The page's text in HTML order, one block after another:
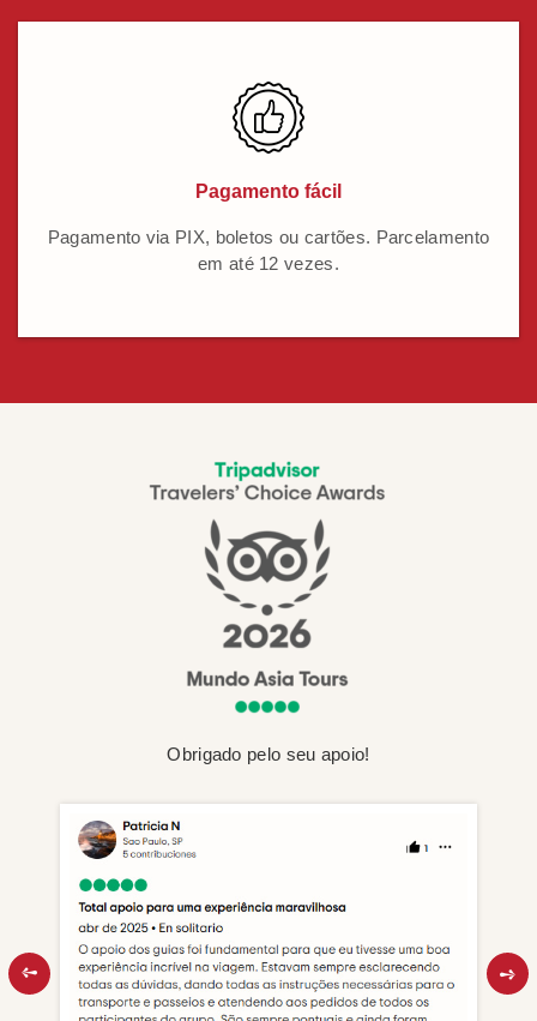
Pagamento fácil
Pagamento via PIX, boletos ou cartões. Parcelamento
em até 12 vezes.
Obrigado pelo seu apoio!